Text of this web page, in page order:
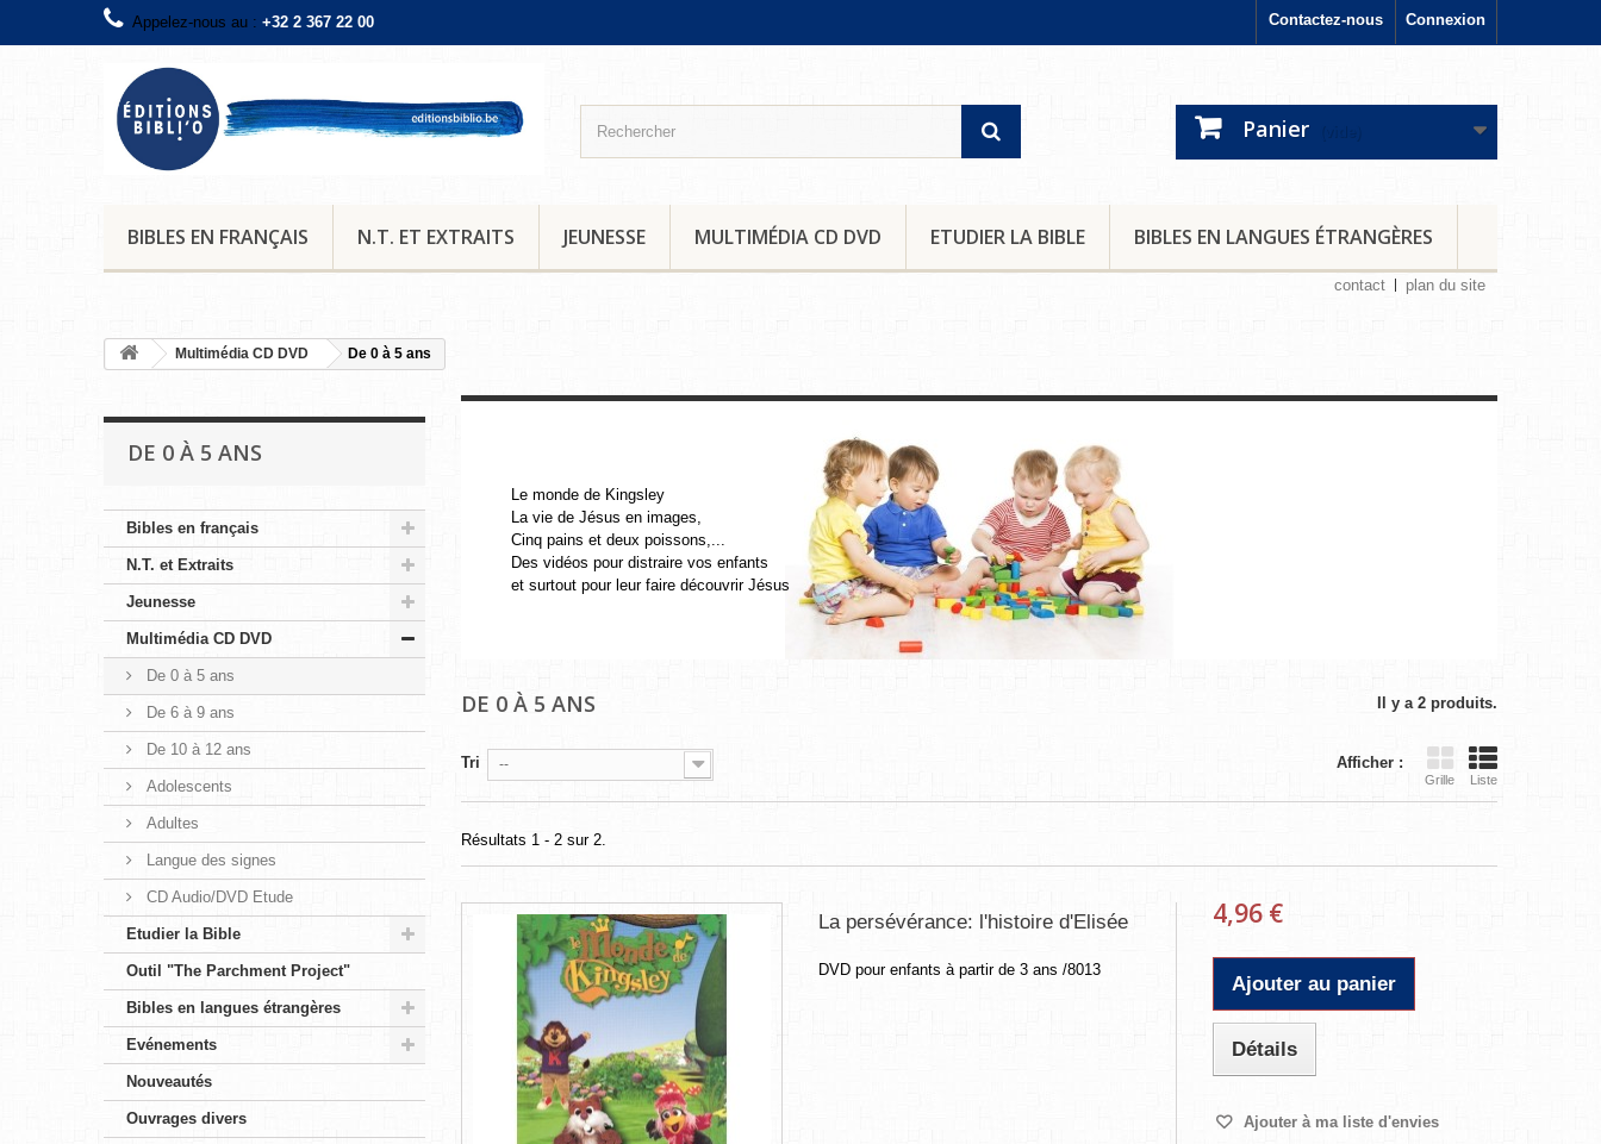
Connexion
Contactez-nous
Appelez-nous au : +32 2 367 22 00
Panier
BIBLES EN FRANÇAIS N.T. ET EXTRAITS JEUNESSE MULTIMÉDIA CD DVD ETUDIER LA BIBLE BIBLES EN LANGUES ÉTRANGÈRES
contact plan du site
Multimédia CD DVD De 0 à 5 ans
DE 0 À 5 ANS
Bibles en français
N.T. et Extraits
Jeunesse
Multimédia CD DVD
De 0 à 5 ans
De 6 à 9 ans
De 10 à 12 ans
Adolescents
Adultes
Langue des signes
CD Audio/DVD Etude
Etudier la Bible
Outil "The Parchment Project"
Bibles en langues étrangères
Evénements
Nouveautés
Ouvrages divers
Le monde de Kingsley
La vie de Jésus en images,
Cinq pains et deux poissons,...
Des vidéos pour distraire vos enfants
et surtout pour leur faire découvrir Jésus
DE 0 À 5 ANS Il y a 2 produits.
Afficher :
Grille Liste
Tri --
Résultats 1 - 2 sur 2.
La persévérance: l'histoire d'Elisée
DVD pour enfants à partir de 3 ans /8013
4,96 €
Ajouter au panier
Détails
Ajouter à ma liste d'envies